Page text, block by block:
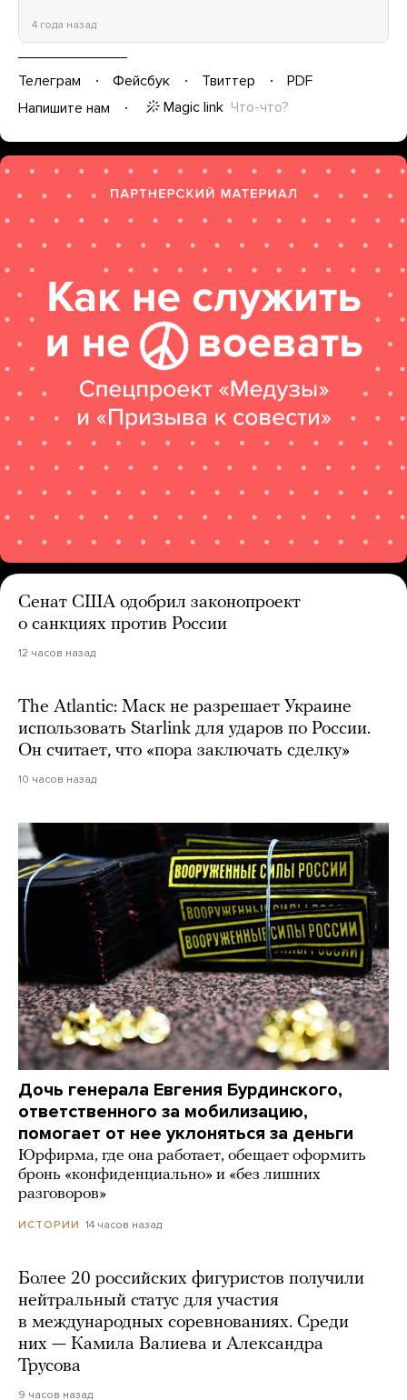
4 года назад
Телеграм Фейсбук Твиттер
PDF
Напишите нам
Magic link Что-что?
Сенат США одобрил законопроект
о санкциях против России
12 часов назад
The Atlantic: Маск не разрешает Украине
использовать Starlink для ударов по России.
Он считает, что «пора заключать сделку»
10 часов назад
Дочь генерала Евгения Бурдинского,
ответственного за мобилизацию,
помогает от нее уклоняться за деньги
Юрфирма, где она работает, обещает оформить
бронь «конфиденциально» и «без лишних
разговоров»
ИСТОРИИ 14 часов назад
Более 20 российских фигуристов получили
нейтральный статус для участия
в международных соревнованиях. Среди
них — Камила Валиева и Александра
Трусова
9 часов назад